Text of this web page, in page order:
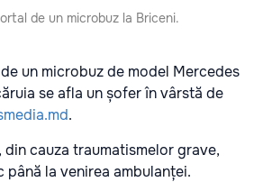
de un microbuz la Briceni.
un microbuz de model Mercedes
se afla un șofer în vârstă de
.
din cauza traumatismelor grave,
până la venirea ambulanței.